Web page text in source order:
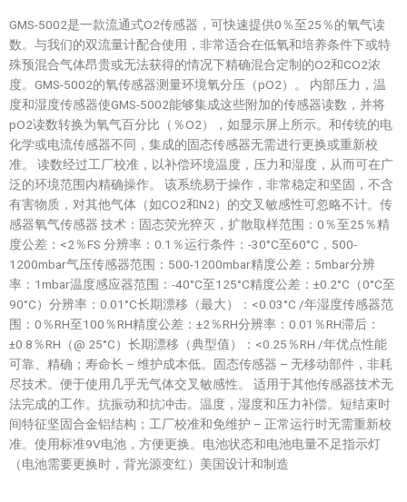
GMS-5002是一款流通式O2传感器，可快速提供0％至25％的氧气读
数。与我们的双流量计配合使用，非常适合在低氧和培养条件下或特
殊预混合气体昂贵或无法获得的情况下精确混合定制的O2和CO2浓
度。GMS-5002的氧传感器测量环境氧分压（pO2）。 内部压力，温
度和湿度传感器使GMS-5002能够集成这些附加的传感器读数，并将
pO2读数转换为氧气百分比（％O2），如显示屏上所示。和传统的电
化学或电流传感器不同，集成的固态传感器无需进行更换或重新校
准。 读数经过工厂校准，以补偿环境温度，压力和湿度，从而可在广
泛的环境范围内精确操作。 该系统易于操作，非常稳定和坚固，不含
有害物质，对其他气体（如CO2和N2）的交叉敏感性可忽略不计。传
感器氧气传感器 技术：固态荧光猝灭，扩散取样范围：0％至25％精
度公差：<2％FS 分辨率：0.1％运行条件：-30°C至60°C，500-
1200mbar气压传感器范围：500-1200mbar精度公差：5mbar分辨
率：1mbar温度感应器范围：-40°C至125°C精度公差：±0.2°C（0°C至
90°C）分辨率：0.01°C长期漂移（最大）：<0.03°C /年湿度传感器范
围：0％RH至100％RH精度公差：±2％RH分辨率：0.01％RH滞后：
±0.8％RH（@ 25°C）长期漂移（典型值）：<0.25％RH /年优点性能
可靠、精确；寿命长 – 维护成本低。固态传感器 – 无移动部件，非耗
尽技术。便于使用几乎无气体交叉敏感性。 适用于其他传感器技术无
法完成的工作。抗振动和抗冲击。温度，湿度和压力补偿。短结束时
间特征坚固合金铝结构；工厂校准和免维护 – 正常运行时无需重新校
准。使用标准9V电池，方便更换。电池状态和电池电量不足指示灯
（电池需要更换时，背光源变红）美国设计和制造